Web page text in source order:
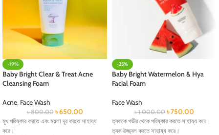
-19%
Baby Bright Clear & Treat Acne
Cleansing Foam
Acne, Face Wash
৳800.00 ৳650.00
মুখ পরিষ্কার করতে এবং ময়লা দূর করতে সাহায্য
করে।
-25%
Baby Bright Watermelon & Hya
Facial Foam
Face Wash
৳1,000.00 ৳750.00
ত্বককে গভীর থেকে পরিষ্কার করতে সাহায্য করে।
ত্বক উজ্জ্বল করতে সাহায্য করে।